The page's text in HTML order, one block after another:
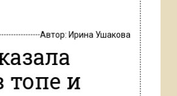
Автор:Ирина Ушакова
и